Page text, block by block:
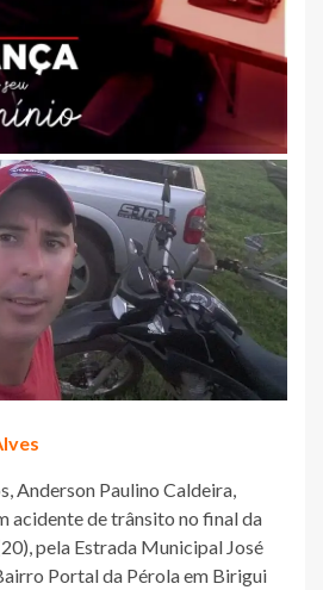
Anderson Paulino Caldeira,
acidente de trânsito no final da
pela Estrada Municipal José
Portal da Pérola em Birigui